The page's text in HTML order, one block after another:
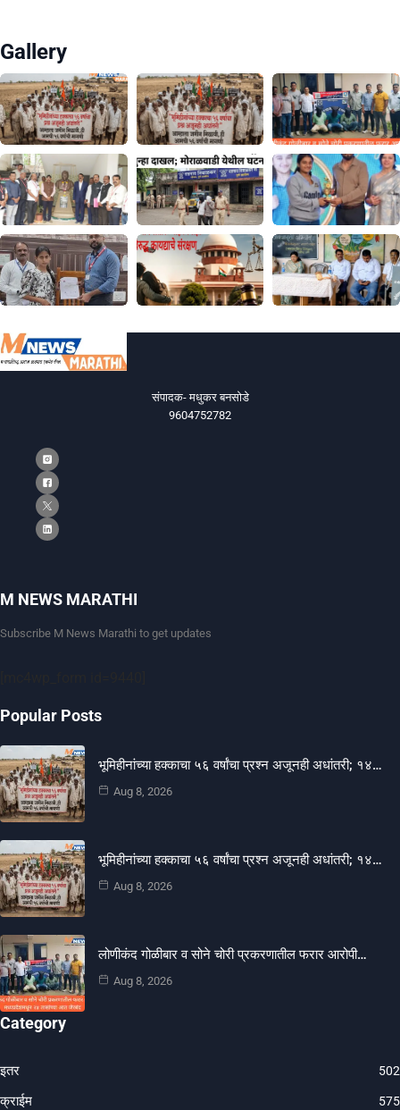
Gallery
संपादक- मधुकर बनसोडे
9604752782
M NEWS MARATHI
Subscribe M News Marathi to get updates
Popular Posts
भूमिहीनांच्या हक्काचा ५६ वर्षांचा प्रश्न अजूनही अधांतरी; १४…
Aug 8, 2026
भूमिहीनांच्या हक्काचा ५६ वर्षांचा प्रश्न अजूनही अधांतरी; १४…
Aug 8, 2026
लोणीकंद गोळीबार व सोने चोरी प्रकरणातील फरार आरोपी…
Aug 8, 2026
Category
इतर 502
क्राईम 575